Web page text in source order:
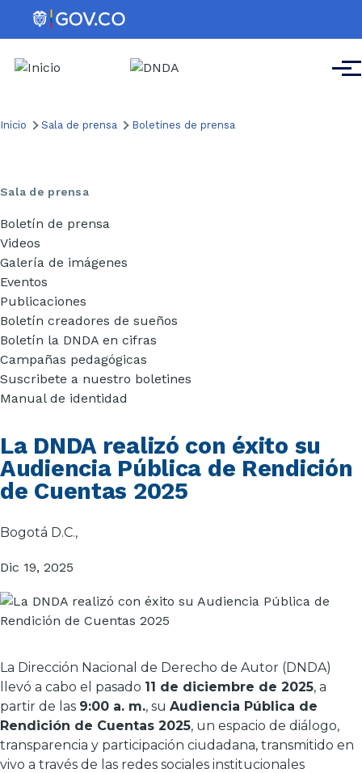
Pasar al contenido principal
Ruta
Inicio Sala de prensa Boletines de prensa
Sala de prensa
Boletín de prensa
Videos
Galería de imágenes
Eventos
Publicaciones
Boletín creadores de sueños
Boletín la DNDA en cifras
Campañas pedagógicas
Suscribete a nuestro boletines
Manual de identidad
La DNDA realizó con éxito su
Audiencia Pública de Rendición
de Cuentas 2025
Bogotá D.C.,
Dic 19, 2025
La Dirección Nacional de Derecho de Autor (DNDA)
llevó a cabo el pasado 11 de diciembre de 2025, a
partir de las 9:00 a. m., su Audiencia Pública de
Rendición de Cuentas 2025, un espacio de diálogo,
transparencia y participación ciudadana, transmitido en
vivo a través de las redes sociales institucionales